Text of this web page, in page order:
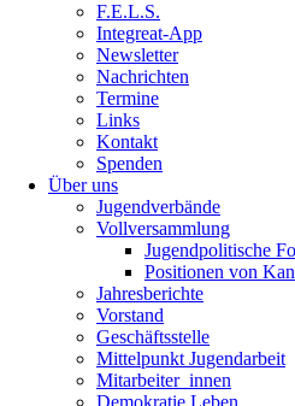
F.E.L.S.
Integreat-App
Newsletter
Nachrichten
Termine
Links
Kontakt
Spenden
Über uns
Jugendverbände
Vollversammlung
Jugendpolitische
Positionen von
Jahresberichte
Vorstand
Geschäftsstelle
Mittelpunkt Jugendarbeit
Mitarbeiter_innen
Demokratie Leben